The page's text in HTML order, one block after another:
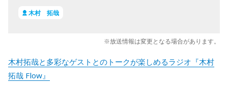
木村 拓哉
※放送情報は変更となる場合があります。
木村拓哉と多彩なゲストとのトークが楽しめるラジオ『木村
拓哉 Flow』